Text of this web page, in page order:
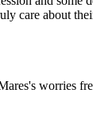
care about
worries